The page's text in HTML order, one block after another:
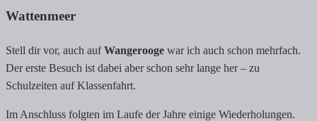
Wattenmeer
Stell dir vor, auch aufWangerooge war ich auch schon mehrfach.
Der erste Besuch ist dabei aber schon sehr lange her – zu
Schulzeiten auf Klassenfahrt.
Im Anschluss folgten im Laufe der Jahre einige Wiederholungen.